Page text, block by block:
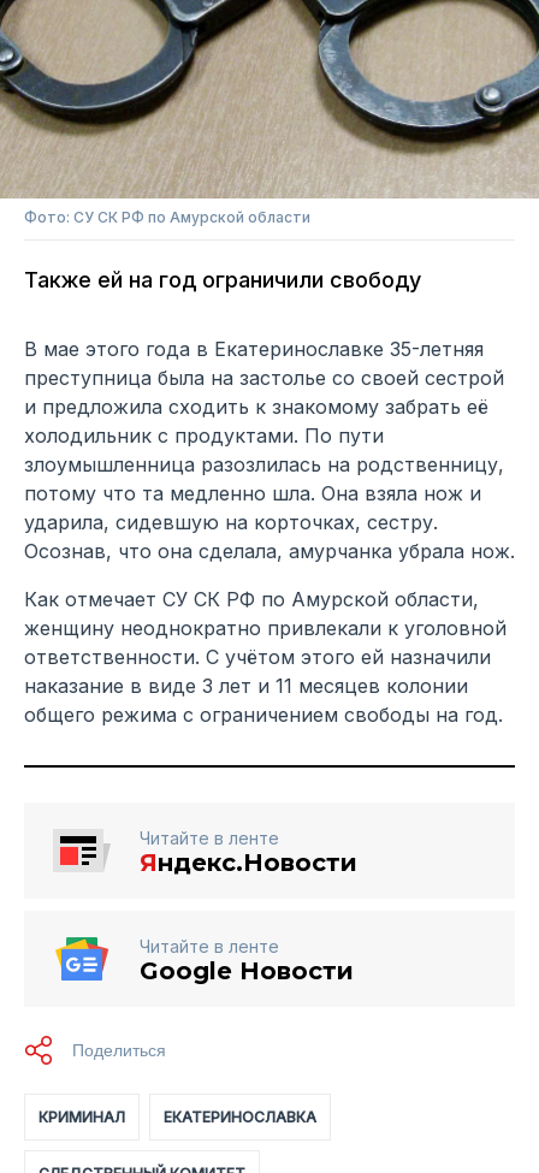
Фото: СУ СК РФ по Амурской области
Также ей на год ограничили свободу
В мае этого года в Екатеринославке 35-летняя
преступница была на застолье со своей сестрой
и предложила сходить к знакомому забрать её
холодильник с продуктами. По пути
злоумышленница разозлилась на родственницу,
потому что та медленно шла. Она взяла нож и
ударила, сидевшую на корточках, сестру.
Осознав, что она сделала, амурчанка убрала нож.
Как отмечает СУ СК РФ по Амурской области,
женщину неоднократно привлекали к уголовной
ответственности. С учётом этого ей назначили
наказание в виде 3 лет и 11 месяцев колонии
общего режима с ограничением свободы на год.
Читайте в ленте
Яндекс.Новости
Читайте в ленте
Google Новости
КРИМИНАЛ ЕКАТЕРИНОСЛАВКА